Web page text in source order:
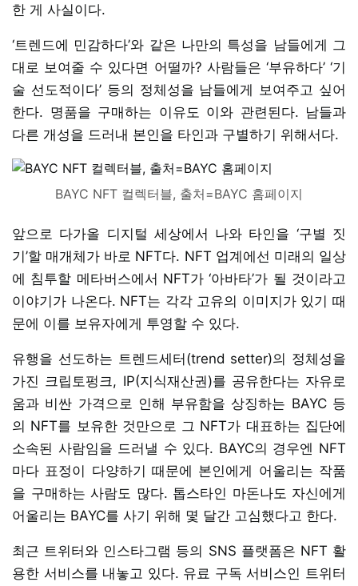
한 게 사실이다.
‘트렌드에 민감하다’와 같은 나만의 특성을 남들에게 그
대로 보여줄 수 있다면 어떨까? 사람들은 ‘부유하다’ ‘기
술 선도적이다’ 등의 정체성을 남들에게 보여주고 싶어
한다. 명품을 구매하는 이유도 이와 관련된다. 남들과
다른 개성을 드러내 본인을 타인과 구별하기 위해서다.
BAYC NFT 컬렉터블, 출처=BAYC 홈페이지
앞으로 다가올 디지털 세상에서 나와 타인을 ‘구별 짓
기’할 매개체가 바로 NFT다. NFT 업계에선 미래의 일상
에 침투할 메타버스에서 NFT가 ‘아바타’가 될 것이라고
이야기가 나온다. NFT는 각각 고유의 이미지가 있기 때
문에 이를 보유자에게 투영할 수 있다.
유행을 선도하는 트렌드세터(trend setter)의 정체성을
가진 크립토펑크, IP(지식재산권)를 공유한다는 자유로
움과 비싼 가격으로 인해 부유함을 상징하는 BAYC 등
의 NFT를 보유한 것만으로 그 NFT가 대표하는 집단에
소속된 사람임을 드러낼 수 있다. BAYC의 경우엔 NFT
마다 표정이 다양하기 때문에 본인에게 어울리는 작품
을 구매하는 사람도 많다. 톱스타인 마돈나도 자신에게
어울리는 BAYC를 사기 위해 몇 달간 고심했다고 한다.
최근 트위터와 인스타그램 등의 SNS 플랫폼은 NFT 활
용한 서비스를 내놓고 있다. 유료 구독 서비스인 트위터